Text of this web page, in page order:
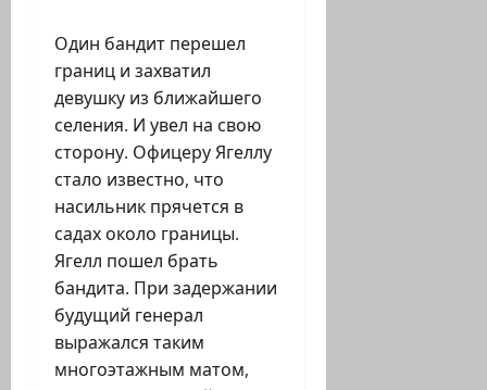
Один бандит перешел
границ и захватил
девушку из ближайшего
селения. И увел на свою
сторону. Офицеру Ягеллу
стало известно, что
насильник прячется в
садах около границы.
Ягелл пошел брать
бандита. При задержании
будущий генерал
выражался таким
многоэтажным матом,